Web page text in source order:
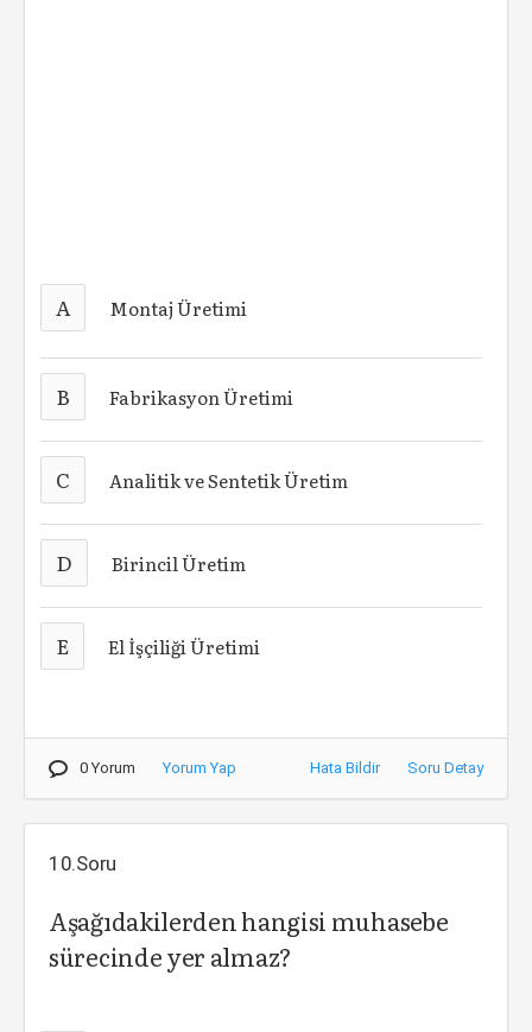
A Montaj Üretimi
B Fabrikasyon Üretimi
C Analitik ve Sentetik Üretim
D Birincil Üretim
E El İşçiliği Üretimi
0 Yorum Yorum Yap Hata Bildir Soru Detay
10.Soru
Aşağıdakilerden hangisi muhasebe
sürecinde yer almaz?